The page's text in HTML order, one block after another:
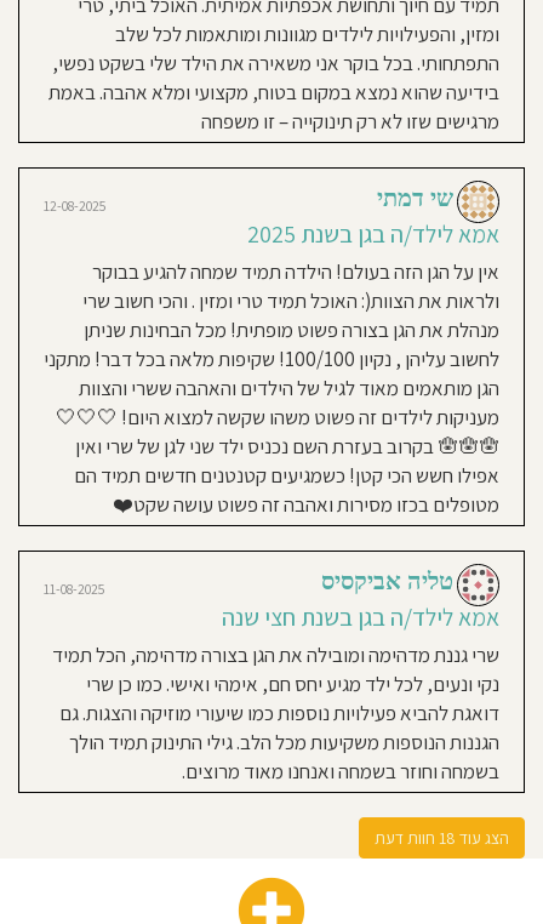
סגור
מאמין:
גישה
חינוכית:
ומזין, והפעילויות לילדים מגוונות ומותאמות לכל שלב
התפתחותי. בכל בוקר אני משאירה את הילד שלי בשקט נפשי,
בידיעה שהוא נמצא במקום בטוח, מקצועי ומלא אהבה. באמת
מרגישים שזו לא רק תינוקייה – זו משפחה
12-08-2025 שי דמתי
אמא לילד/ה בגן בשנת 2025
אין על הגן הזה בעולם! הילדה תמיד שמחה להגיע בבוקר
ולראות את הצוות(: האוכל תמיד טרי ומזין . והכי חשוב שרי
מנהלת את הגן בצורה פשוט מופתית! מכל הבחינות שניתן
לחשוב עליהן , נקיון 100/100! שקיפות מלאה בכל דבר! מתקני
הגן מותאמים מאוד לגיל של הילדים והאהבה ששרי והצוות
מעניקות לילדים זה פשוט משהו שקשה למצוא היום! 🤍🤍🤍
🪬🪬🪬 בקרוב בעזרת השם נכניס ילד שני לגן של שרי ואין
אפילו חשש הכי קטן! כשמגיעים קטנטנים חדשים תמיד הם
מטופלים בכזו מסירות ואהבה זה פשוט עושה שקט❤️
11-08-2025 טליה אביקסיס
אמא לילד/ה בגן בשנת חצי שנה
שרי גננת מדהימה ומובילה את הגן בצורה מדהימה, הכל תמיד
נקי ונעים, לכל ילד מגיע יחס חם, אימהי ואישי. כמו כן שרי
דואגת להביא פעילויות נוספות כמו שיעורי מוזיקה והצגות. גם
הגננות הנוספות משקיעות מכל הלב. גילי התינוק תמיד הולך
בשמחה וחוזר בשמחה ואנחנו מאוד מרוצים.
הצג עוד 18 חוות דעת
07-08-2025 כריס
אמא לילד/ה בגן בשנת
2024/2025
עם הבכור היינו בשנים קודמות וחזרנו
בשנית לשרי ללא התלבטויות. צוות
מהמם, קשוב,אווירת בית , ואוכל טרי
ומושלם! ממליצה בחום🫶🏻
05-08-2025 אולגה
אמא לילד/ה בגן בשנת 2025
שמתי את הילד שלי בגיל חצי שנה. בתור
אמא לילד ראשון הייתי מאוד רגועה
מהיחס אליו, מהתזונה , מהתשומת לב
והאהבה שהוא קיבל. צוות מקצועי
ואוהב והגן מפנק מבחינת החוויות לילד .
ממשיכה לשנה הבאה וממליצה בחום
❤️
08-08-2024 רוני בן נון גונן
אמא לילד/ה בגן בשנת 2024
הגן הכי משפחה ובית שיש! ילד שני שם
והכי מרוצים !! שרי ויוסי פשוט משהו
מיוחד וחם עם סייעות לבביות
עידכונים על הילד הכל מאוד מסודר .
אנחנו לא מתגוררים בסביבה ובכל זאת